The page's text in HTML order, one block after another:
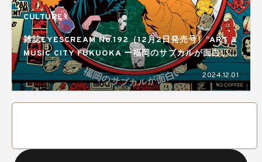
CULTURE
雑誌EYESCREAM No.192（12月2日発売号）“ART &
MUSIC CITY FUKUOKA ー福岡のサブカルが面白い
ー”
2024.12.01